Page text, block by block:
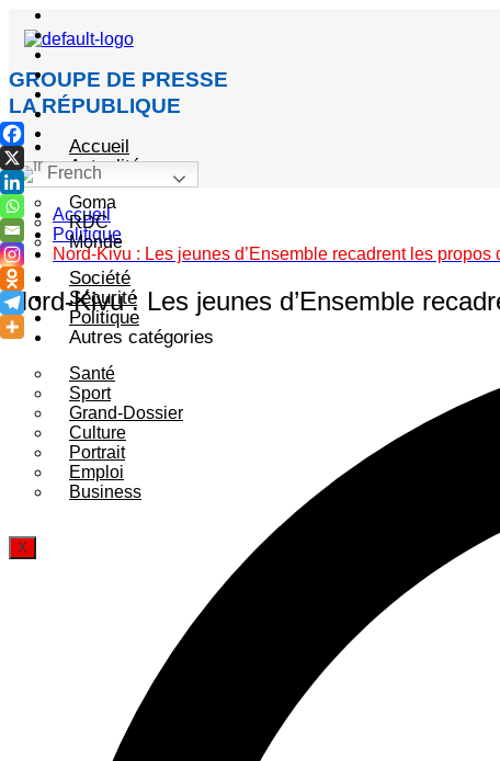
GROUPE DE PRESSE
LA RÉPUBLIQUE
Accueil
Actualité
Goma
RDC
Monde
Société
Sécurité
Politique
Autres catégories
Santé
Sport
Grand-Dossier
Culture
Portrait
Emploi
Business
X
French
Accueil
Politique
Nord-Kivu : Les jeunes d’Ensemble recadrent les propos
Nord-Kivu : Les jeunes d’Ensemble